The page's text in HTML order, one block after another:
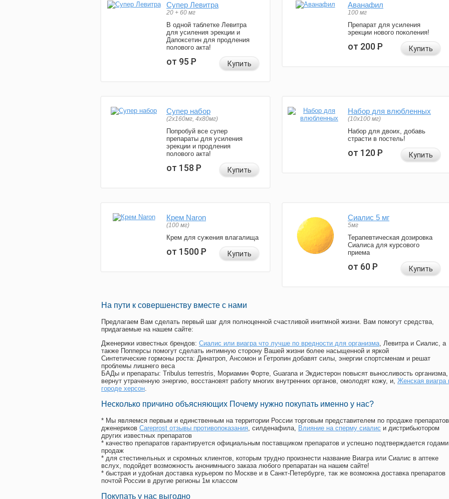
Супер Левитра
20 + 60 мг
В одной таблетке Левитра
для усиления эрекции и
Дапоксетин для продления
полового акта!
от 95Р Купить
Аванафил
100 мг
Препарат для усиления
эрекции нового поколения!
от 200Р Купить
Супер набор
(2х160мг, 4х80мг)
Попробуй все супер
препараты для усиления
эрекции и продления
полового акта!
от 158Р Купить
Набор для влюбленных
(10х100 мг)
Набор для двоих, добавь
страсти в постель!
от 120Р Купить
Крем Naron
(100 мг)
Крем для сужения влагалища
от 1500Р Купить
Сиалис 5 мг
5мг
Терапевтическая дозировка
Сиалиса для курсового
приема
от 60Р Купить
На пути к совершенству вместе с нами
Предлагаем Вам сделать первый шаг для полноценной счастливой инитмной жизни. Вам помогут средства,
придагаемые на нашем сайте:
Дженерики известных брендов: Сиалис или виагра что лучше по вредности для организма, Левитра и Сиалис, а
также Попперсы помогут сделать интимную сторону Вашей жизни более насыщенной и яркой
Синтетические гормоны роста: Динатроп, Ансомон и Гетропин добавят силы, энергии спортсменам и решат
проблемы лишнего веса
БАДы и препараты: Tribulus terrestris, Мориамин Форте, Guarana и Экдистерон повысят выносливость организма,
вернут утраченную энергию, восстановят работу многих внутренних органов, омолодят кожу, и, Женская виагра
городе херсон.
Несколько причино объясняющих Почему нужно покупать именно у нас?
* Мы являемся первым и единственным на территории России торговым представителем по продаже препаратов
дженериков Careprost отзывы противопоказания, силденафила, Влияние на сперму сиалис и дистрибьютором
других известных препаратов
* качество препаратов гарантируется официальным поставщиком препаратов и успешно подтверждается годами
продаж
* для стестинельных и скромных клиентов, которым трудно произнести название Виагра или Сиалис в аптеке
вслух, подойдет возможность анонимныого заказа любого препаратан на нашем сайте!
* быстрая и удобная доставка курьером по Москве и в Санкт-Петербурге, так же возможна доставка препаратов
почтой России в другие регионы 1м классом
Покупать у нас выгодно